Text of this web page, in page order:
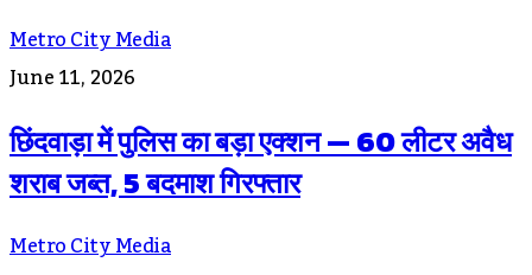
Metro City Media
June 11, 2026
छिंदवाड़ा में पुलिस का बड़ा एक्शन — 60 लीटर अवैध
शराब जब्त, 5 बदमाश गिरफ्तार
Metro City Media